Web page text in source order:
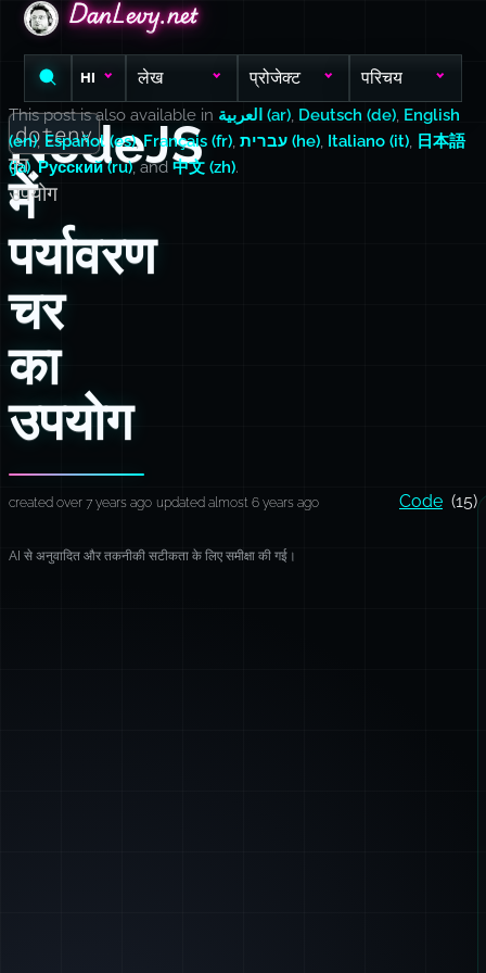
DanLevy.net
DanLevy.net
DanLevy.net
HI लेख प्रोजेक्ट परिचय
NodeJS
में
पर्यावरण
चर
का
उपयोग
dotenv
का
उपयोग
This post is also available in العربية (ar), Deutsch (de), English
(en), Español (es),Français (fr), עברית (he), Italiano (it), 日本語
(ja),Русский (ru), and 中文 (zh).
created over 7 years ago updated almost 6 years ago Code (15)
AI से अनुवादित और तकनीकी सटीकता के लिए समीक्षा की गई।